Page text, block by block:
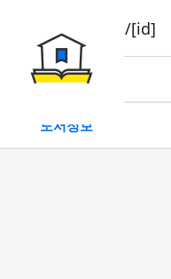
book/rent/[id]
대여
도서정보